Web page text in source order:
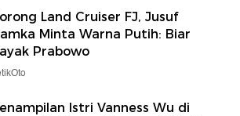
Land Cruiser FJ, Jusuf
Minta Warna Putih: Biar
Prabowo
Istri Vanness Wu di